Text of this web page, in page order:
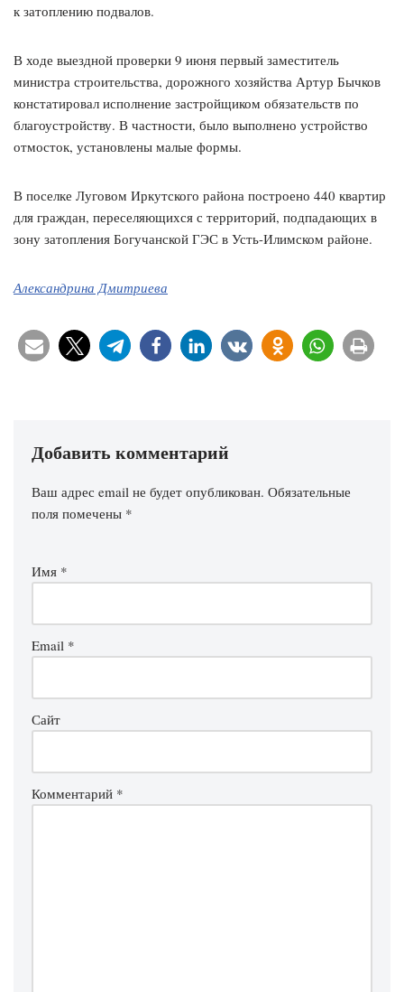
к затоплению подвалов.
В ходе выездной проверки 9 июня первый заместитель
министра строительства, дорожного хозяйства Артур Бычков
констатировал исполнение застройщиком обязательств по
благоустройству. В частности, было выполнено устройство
отмосток, установлены малые формы.
В поселке Луговом Иркутского района построено 440 квартир
для граждан, переселяющихся с территорий, подпадающих в
зону затопления Богучанской ГЭС в Усть-Илимском районе.
Александрина Дмитриева
Добавить комментарий
Ваш адрес email не будет опубликован. Обязательные
поля помечены *
Имя *
Email *
Сайт
Комментарий *